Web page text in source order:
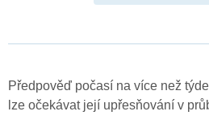
Předpověď počasí na více než
lze očekávat její upřesňování v